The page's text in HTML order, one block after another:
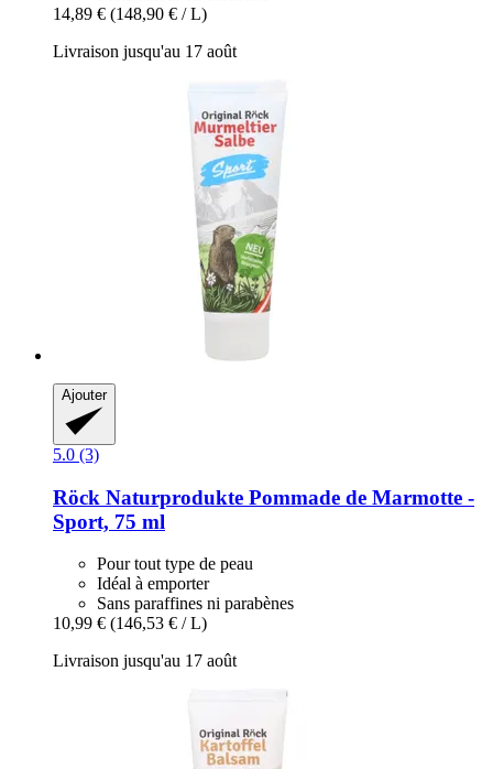
14,89 € (148,90 € / L)
Livraison jusqu'au 17 août
Ajouter
5.0 (3)
Röck Naturprodukte Pommade de Marmotte -​
Sport, 75 ml
Pour tout type de peau
Idéal à emporter
Sans paraffines ni parabènes
10,99 € (146,53 € / L)
Livraison jusqu'au 17 août